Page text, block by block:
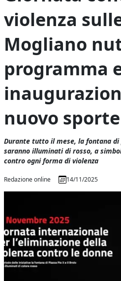
violenza
Mogliano
programma
nuovo
Durante tutto il mese, la fontana di
saranno illuminati di rosso, a
contro ogni forma di violenza
Redazione online 14/11/2025